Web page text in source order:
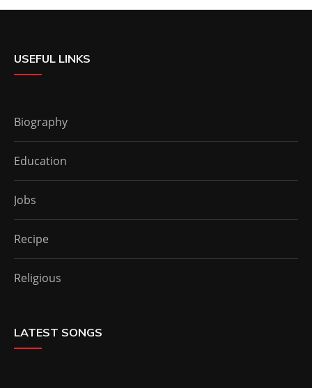
USEFUL LINKS
Biography
Education
Jobs
Recipe
Religious
LATEST SONGS